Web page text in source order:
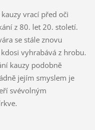
vrací před oči
z 80. let 20. století.
se stále znovu
vyhrabává z hrobu.
kauzy podobně
jejím smyslem je
svévolným